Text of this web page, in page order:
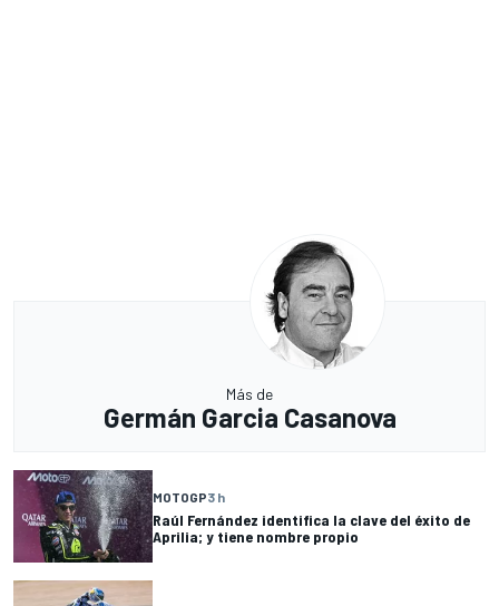
Más de
Germán Garcia Casanova
MOTOGP3 h
Raúl Fernández identifica la clave del éxito de
Aprilia; y tiene nombre propio